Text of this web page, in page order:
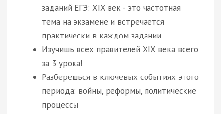
заданий ЕГЭ: XIX век - это частотная
тема на экзамене и встречается
практически в каждом задании
Изучишь всех правителей XIX века всего
за 3 урока!
Разберешься в ключевых событиях этого
периода: войны, реформы, политические
процессы